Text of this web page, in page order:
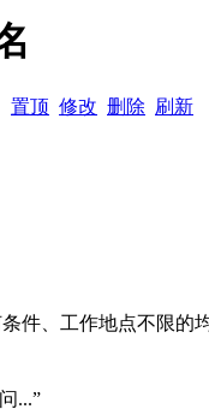
置顶 修改 删除 刷新
件、工作地点不限的
...”